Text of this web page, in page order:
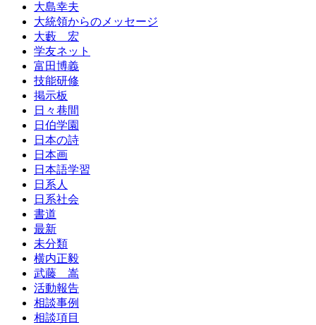
大島幸夫
大統領からのメッセージ
大藪 宏
学友ネット
富田博義
技能研修
掲示板
日々巷間
日伯学園
日本の詩
日本画
日本語学習
日系人
日系社会
書道
最新
未分類
横内正毅
武藤 嵩
活動報告
相談事例
相談項目